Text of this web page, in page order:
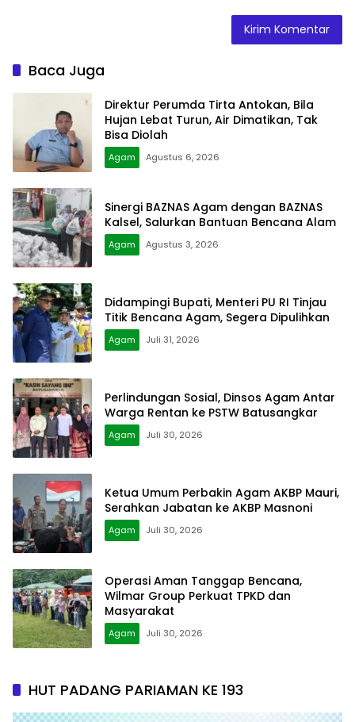
Baca Juga
Direktur Perumda Tirta Antokan, Bila
Hujan Lebat Turun, Air Dimatikan, Tak
Bisa Diolah
Agam Agustus 6, 2026
Sinergi BAZNAS Agam dengan BAZNAS
Kalsel, Salurkan Bantuan Bencana Alam
Agam Agustus 3, 2026
Didampingi Bupati, Menteri PU RI Tinjau
Titik Bencana Agam, Segera Dipulihkan
Agam Juli 31, 2026
Perlindungan Sosial, Dinsos Agam Antar
Warga Rentan ke PSTW Batusangkar
Agam Juli 30, 2026
Ketua Umum Perbakin Agam AKBP Mauri,
Serahkan Jabatan ke AKBP Masnoni
Agam Juli 30, 2026
Operasi Aman Tanggap Bencana,
Wilmar Group Perkuat TPKD dan
Masyarakat
Agam Juli 30, 2026
HUT PADANG PARIAMAN KE 193